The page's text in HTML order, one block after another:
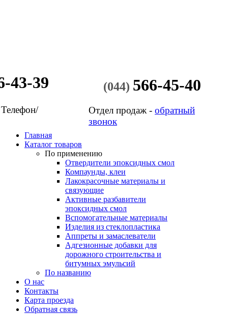
43-39 (044) 566-45-40
Отдел продаж - обратный
звонок
Главная
Каталог товаров
По применению
Отвердители эпоксидных смол
Компаунды, клеи
Лакокрасочные материалы и
связующие
Активные разбавители
эпоксидных смол
Вспомогательные материалы
Изделия из стеклопластика
Аппреты и замаслеватели
Адгезионные добавки для
дорожного строительства и
битумных эмульсий
По названию
О нас
Контакты
Карта проезда
Обратная связь